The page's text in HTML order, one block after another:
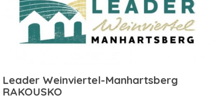
Leader Weinviertel-Manhartsberg
RAKOUSKO